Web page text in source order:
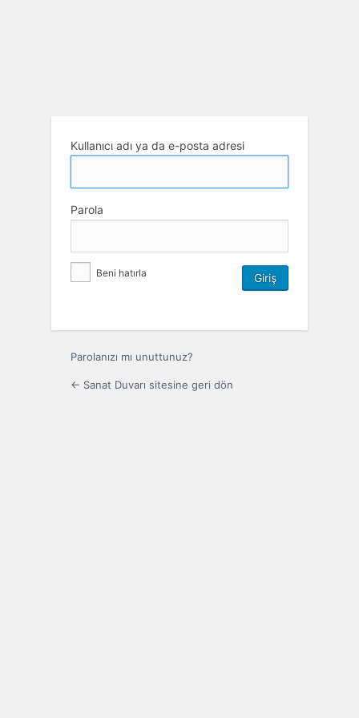
Kullanıcı adı ya da e-posta adresi
Parola
Beni hatırla
Parolanızı mı unuttunuz?
← Sanat Duvarı sitesine geri dön